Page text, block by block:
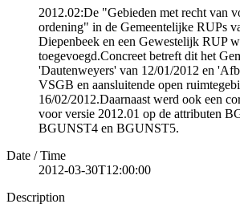
2012.02:De "Gebieden met recht van
ordening" in de Gemeentelijke RUPs
Diepenbeek en een Gewestelijk RUP
toegevoegd.Concreet betreft dit het
'Dautenweyers' van 12/01/2012 en
VSGB en aansluitende open
16/02/2012.Daarnaast werd ook een
voor versie 2012.01 op de attributen
BGUNST4 en BGUNST5.
Date / Time
2012-03-30T12:00:00
Description